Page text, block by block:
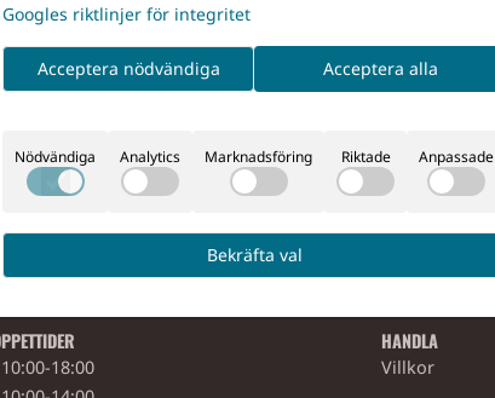
PERSONLIGT BEMÖTANDE
18:00
HANDLA
Villkor
Googles riktlinjer för integritet
Acceptera nödvändiga Acceptera alla
Nödvändiga Analytics Marknadsföring Riktade Anpassade
Bekräfta val